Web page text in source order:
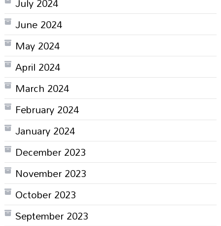
June 2024
May 2024
April 2024
March 2024
February 2024
January 2024
December 2023
November 2023
October 2023
September 2023